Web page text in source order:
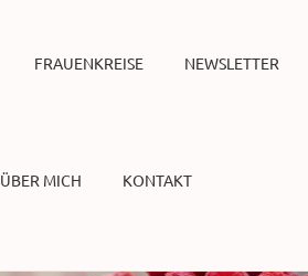
FRAUENKREISE NEWSLETTER
ÜBER MICH KONTAKT